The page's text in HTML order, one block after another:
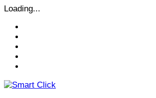
Vai
contenuto
Loading...